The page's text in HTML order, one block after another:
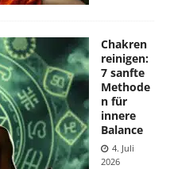
Chakren
reinigen:
7 sanfte
Methode
n für
innere
Balance
4. Juli
2026